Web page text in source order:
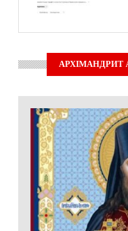
АРХІМАНДРИТ